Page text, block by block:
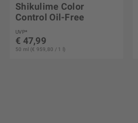
Shikulime Color
Control Oil-Free
Moisturizer
UVP*
€ 47,99
50 ml (€ 959,80 / 1 l)